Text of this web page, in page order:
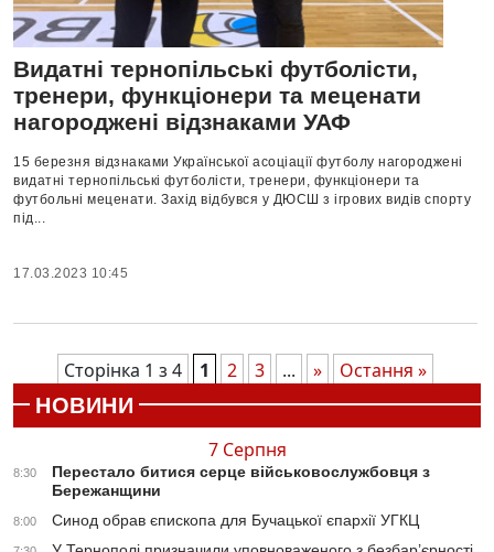
Видатні тернопільські футболісти,
тренери, функціонери та меценати
нагороджені відзнаками УАФ
15 березня відзнаками Української асоціації футболу нагороджені
видатні тернопільські футболісти, тренери, функціонери та
футбольні меценати. Захід відбувся у ДЮСШ з ігрових видів спорту
під...
17.03.2023 10:45
Сторінка 1 з 4 1 2 3 ... »
Остання »
НОВИНИ
7 Серпня
8:30
Перестало битися серце військовослужбовця з
Бережанщини
8:00 Синод обрав єпископа для Бучацької єпархії УГКЦ